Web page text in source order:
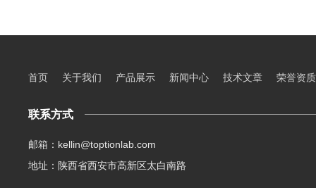
首页 关于我们 产品展示 新闻中心 技术文章 荣誉资质
联系方式
邮箱：kellin@toptionlab.com
地址：陕西省西安市高新区太白南路